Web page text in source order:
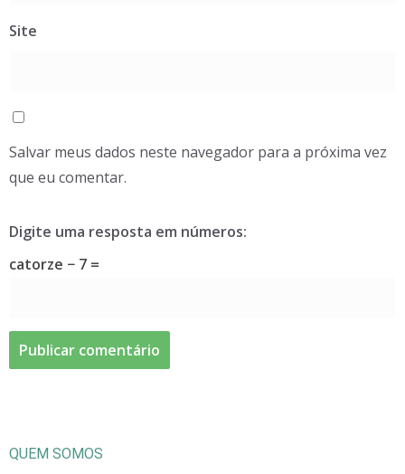
Site
Salvar meus dados neste navegador para a próxima vez
que eu comentar.
Digite uma resposta em números:
catorze − 7 =
QUEM SOMOS